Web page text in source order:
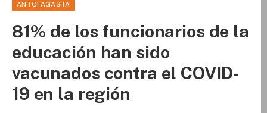
ANTOFAGASTA
81% de los funcionarios de la
educación han sido
vacunados contra el COVID-
19 en la región